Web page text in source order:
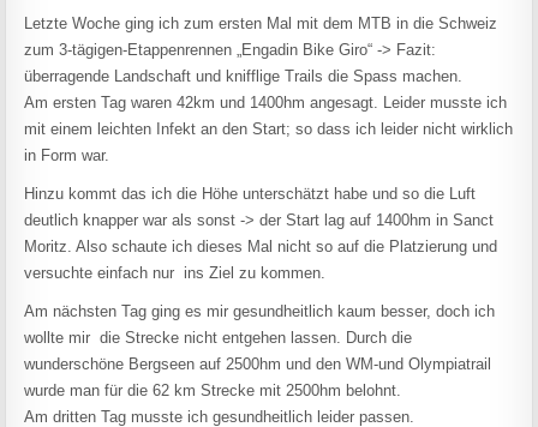
Letzte Woche ging ich zum ersten Mal mit dem MTB in die Schweiz
zum 3-tägigen-Etappenrennen „Engadin Bike Giro“ -> Fazit:
überragende Landschaft und knifflige Trails die Spass machen.
Am ersten Tag waren 42km und 1400hm angesagt. Leider musste ich
mit einem leichten Infekt an den Start; so dass ich leider nicht wirklich
in Form war.
Hinzu kommt das ich die Höhe unterschätzt habe und so die Luft
deutlich knapper war als sonst -> der Start lag auf 1400hm in Sanct
Moritz. Also schaute ich dieses Mal nicht so auf die Platzierung und
versuchte einfach nur ins Ziel zu kommen.
Am nächsten Tag ging es mir gesundheitlich kaum besser, doch ich
wollte mir die Strecke nicht entgehen lassen. Durch die
wunderschöne Bergseen auf 2500hm und den WM-und Olympiatrail
wurde man für die 62 km Strecke mit 2500hm belohnt.
Am dritten Tag musste ich gesundheitlich leider passen.